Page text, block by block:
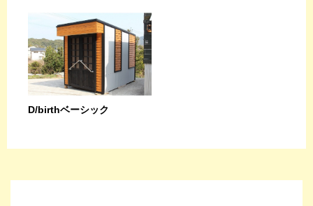
D/birthベーシック